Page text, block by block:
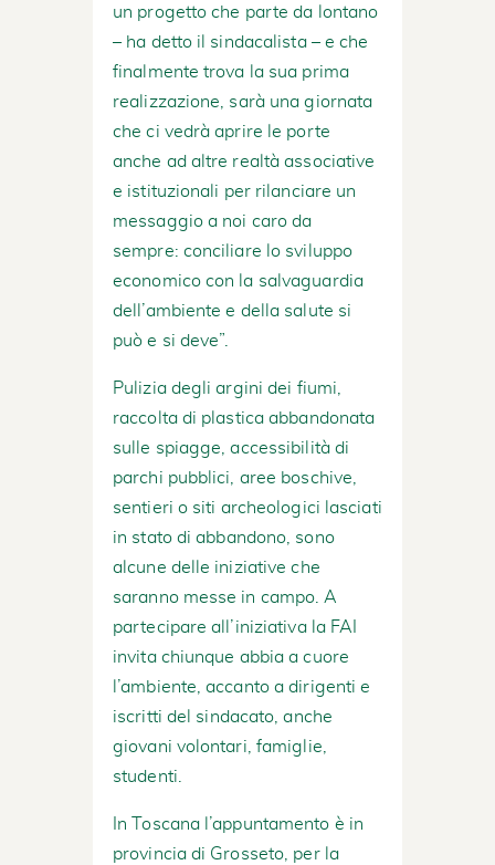
un progetto che parte da lontano
– ha detto il sindacalista – e che
finalmente trova la sua prima
realizzazione, sarà una giornata
che ci vedrà aprire le porte
anche ad altre realtà associative
e istituzionali per rilanciare un
messaggio a noi caro da
sempre: conciliare lo sviluppo
economico con la salvaguardia
dell’ambiente e della salute si
può e si deve”.
Pulizia degli argini dei fiumi,
raccolta di plastica abbandonata
sulle spiagge, accessibilità di
parchi pubblici, aree boschive,
sentieri o siti archeologici lasciati
in stato di abbandono, sono
alcune delle iniziative che
saranno messe in campo. A
partecipare all’iniziativa la FAI
invita chiunque abbia a cuore
l’ambiente, accanto a dirigenti e
iscritti del sindacato, anche
giovani volontari, famiglie,
studenti.
In Toscana l’appuntamento è in
provincia di Grosseto, per la